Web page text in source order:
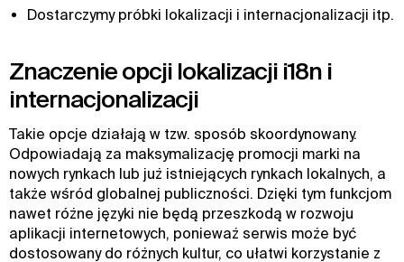
Dostarczymy próbki lokalizacji i internacjonalizacji itp.
Znaczenie opcji lokalizacji i18n i
internacjonalizacji
Takie opcje działają w tzw. sposób skoordynowany.
Odpowiadają za maksymalizację promocji marki na
nowych rynkach lub już istniejących rynkach lokalnych, a
także wśród globalnej publiczności. Dzięki tym funkcjom
nawet różne języki nie będą przeszkodą w rozwoju
aplikacji internetowych, ponieważ serwis może być
dostosowany do różnych kultur, co ułatwi korzystanie z